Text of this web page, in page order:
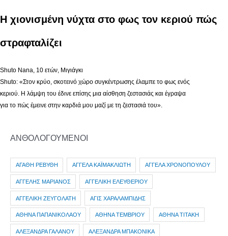
Η χιονισμένη νύχτα στο φως τον κεριού πώς
στραφταλίζει
Shutο Nana, 10 ετών, Μιγιάγκι
Shuto: «Στον κρύο, σκοτεινό χώρο συγκέντρωσης έλαμπε το φως ενός
κεριού. Η λάμψη του έδινε επίσης μια αίσθηση ζεστασιάς και έγραψα
για το πώς έμεινε στην καρδιά μου μαζί με τη ζεστασιά του».
ΑΝΘΟΛΟΓΟΥΜΕΝΟΙ
ΑΓΑΘΗ ΡΕΒΥΘΗ ΑΓΓΕΛΑ ΚΑΪΜΑΚΛΙΩΤΗ ΑΓΓΕΛΑ ΧΡΟΝΟΠΟΥΛΟΥ
ΑΓΓΕΛΗΣ ΜΑΡΙΑΝΟΣ ΑΓΓΕΛΙΚΗ ΕΛΕΥΘΕΡΙΟΥ
ΑΓΓΕΛΙΚΗ ΖΕΥΓΟΛΑΤΗ ΑΓΙΣ ΧΑΡΑΛΑΜΠΙΔΗΣ
ΑΘΗΝΑ ΠΑΠΑΝΙΚΟΛΑΟΥ ΑΘΗΝΑ ΤΕΜΒΡΙΟΥ ΑΘΗΝΑ ΤΙΤΑΚΗ
ΑΛΕΞΑΝΔΡΑ ΓΑΛΑΝΟΥ ΑΛΕΞΑΝΔΡΑ ΜΠΑΚΟΝΙΚΑ